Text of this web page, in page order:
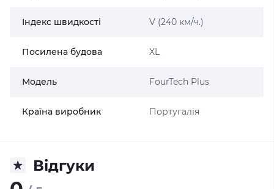
Індекс швидкості V (240 км/ч.)
Посилена будова XL
Модель FourTech Plus
Країна виробник Португалія
Відгуки